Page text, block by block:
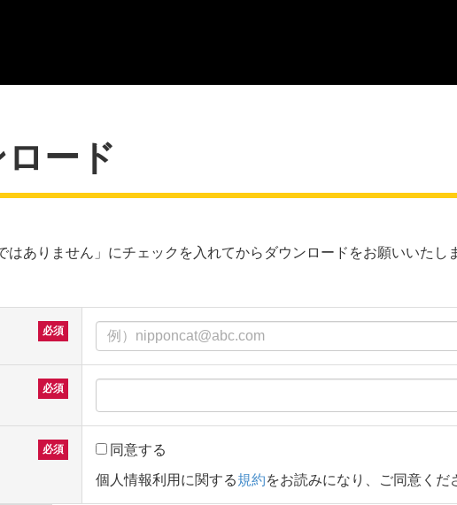
ード
はありません」にチェックを入れてからダウンロードをお願いいたし
同意する
個人情報利用に関する規約をお読みになり、ご同意くだ